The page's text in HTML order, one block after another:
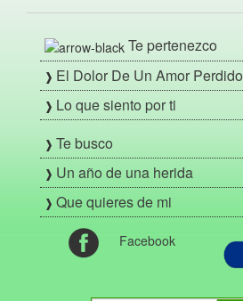
Te pertenezco
El Dolor De Un Amor Perdido
Lo que siento por ti
Te busco
Un año de una herida
Que quieres de mi
Facebook